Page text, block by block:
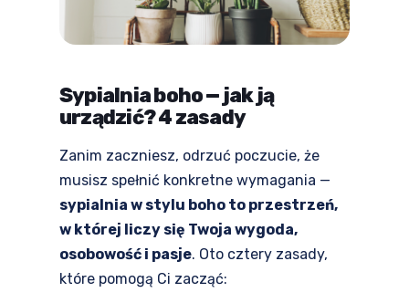
Sypialnia boho — jak ją
urządzić? 4 zasady
Zanim zaczniesz, odrzuć poczucie, że
musisz spełnić konkretne wymagania —
sypialnia w stylu boho to przestrzeń,
w której liczy się Twoja wygoda,
osobowość i pasje. Oto cztery zasady,
które pomogą Ci zacząć: